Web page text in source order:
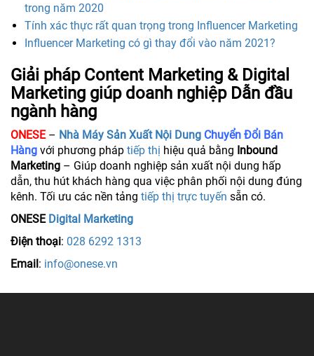
trong năm 2020
Tính xác thực rất quan trọng trong Influencer Marketing
Influencer Marketing có gì thay đổi vào năm 2021?
Giải pháp Content Marketing & Digital
Marketing giúp doanh nghiệp Dẫn đầu
ngành hàng
ONESE– Nhà Máy Sản Xuất Nội Dung Chuyển Đổi Bán
Hàng với phương pháp tiếp thị hiệu quả bằng Inbound
Marketing – Giúp doanh nghiệp sản xuất nội dung hấp
dẫn, thu hút khách hàng qua việc phân phối nội dung đúng
kênh. Tối ưu các nền tảng tiếp thị trực tuyến sẵn có.
ONESE Digital Marketing
Điện thoại: 028 6292 1313
Email: info@onese.vn